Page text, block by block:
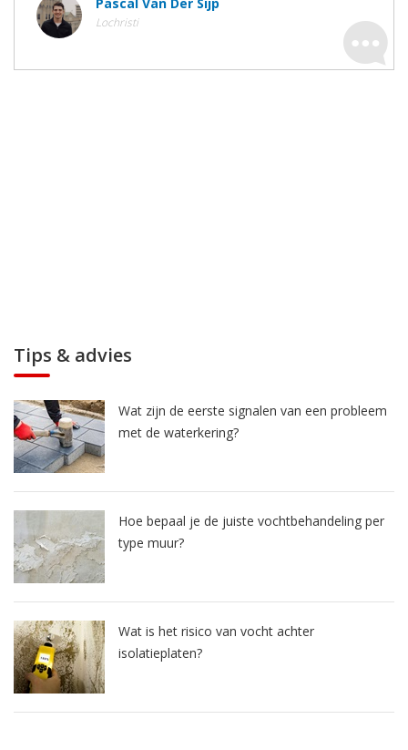
Lochristi
Tips & advies
Wat zijn de eerste signalen van een probleem
met de waterkering?
Hoe bepaal je de juiste vochtbehandeling per
type muur?
Wat is het risico van vocht achter
isolatieplaten?